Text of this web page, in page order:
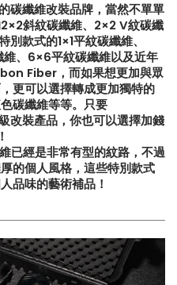
碳纖維改裝品牌，當然不單單
斜紋碳纖維、2×2 V紋碳纖
款式的1×1平紋碳纖維、
、6×6平紋碳纖維以及近年
Fiber，而如果想更加與眾
更可以選擇轉成更加獨特的
碳纖維等等。只要
改裝產品，你也可以選擇加錢
已經是非常有型的紋路，不過
的個人風格，這些特別款式
品味的藝術補品！
720S升級攻略】